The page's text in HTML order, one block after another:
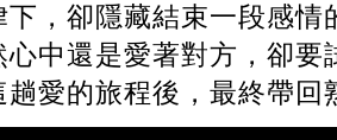
下，卻隱藏結束一段感
中還是愛著對方，卻要
愛的旅程後，最終帶回